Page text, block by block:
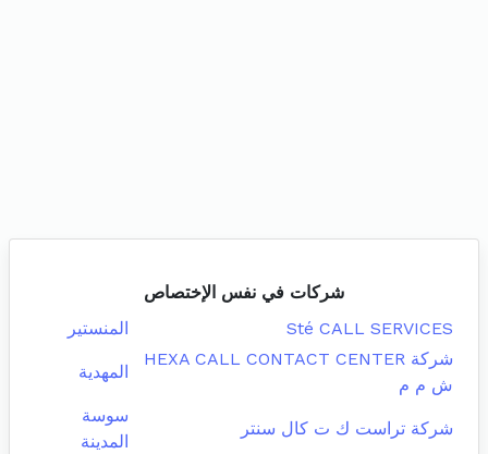
شركات في نفس الإختصاص
Sté CALL SERVICES
المنستير
شركة HEXA CALL CONTACT CENTER
ش م م
المهدية
شركة تراست ك ت كال سنتر
سوسة
المدينة